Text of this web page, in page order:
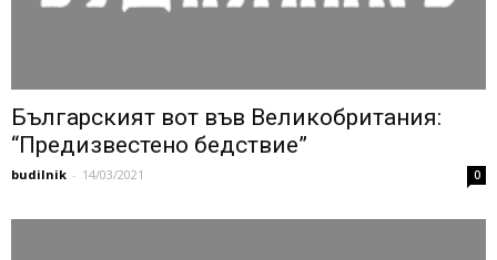
Българският вот във Великобритания:
“Предизвестено бедствие”
budilnik - 14/03/2021 0